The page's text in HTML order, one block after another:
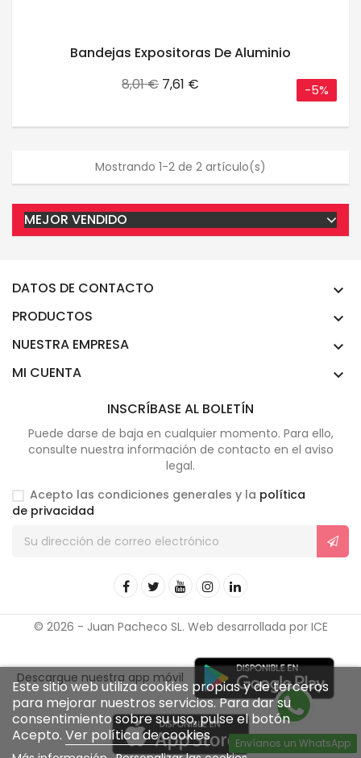
Bandejas Expositoras De Aluminio
Precio
8,01 € Precio
7,61 € -5%
Mostrando 1-2 de 2 artículo(s)
MEJOR VENDIDO
DATOS DE CONTACTO 
PRODUCTOS 
NUESTRA EMPRESA 
MI CUENTA 
Envíanos un WhatsApp
Este sitio web utiliza cookies propias y de terceros
para mejorar nuestros servicios. Para dar su
consentimiento sobre su uso, pulse el botón
Acepto. Ver política de cookies
INSCRÍBASE AL BOLETÍN
Puede darse de baja en cualquier momento. Para ello,
consulte nuestra información de contacto en el aviso
legal.
Acepto las condiciones generales y la política
de privacidad
© 2026 - Juan Pacheco SL. Web desarrollada por ICE
Descargue nuestra app móvil